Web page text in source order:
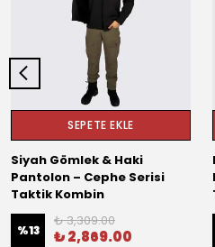
SEPETE EKLE
Siyah Gömlek & Haki
Pantolon – Cephe Serisi
Taktik Kombin
%13
₺ 3,309.00
₺ 2,869.00